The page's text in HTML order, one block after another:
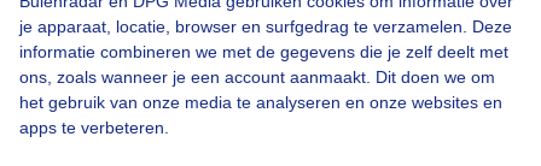
je apparaat, locatie, browser en surfgedrag te verzamelen. Deze
informatie combineren we met de gegevens die je zelf deelt met
ons, zoals wanneer je een account aanmaakt. Dit doen we om
het gebruik van onze media te analyseren en onze websites en
apps te verbeteren.
Bekijk slideshow